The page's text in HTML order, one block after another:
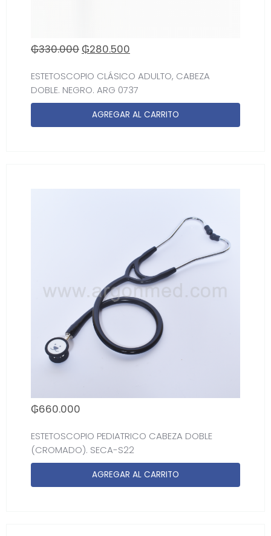
₲330.000 ₲280.500
ESTETOSCOPIO CLÁSICO ADULTO, CABEZA
DOBLE. NEGRO. ARG 0737
AGREGAR AL CARRITO
₲660.000
ESTETOSCOPIO PEDIATRICO CABEZA DOBLE
(CROMADO). SECA-S22
AGREGAR AL CARRITO